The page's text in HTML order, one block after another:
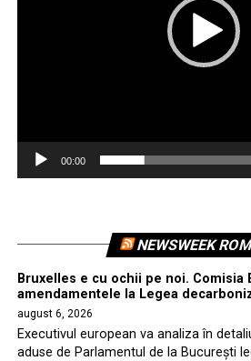
00:00
NEWSWEEK
Bruxelles e cu ochii pe noi. Comisia
amendamentele la Legea
august 6, 2026
Executivul european va analiza în
aduse de Parlamentul de la București